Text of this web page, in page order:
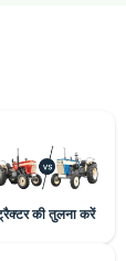
की तुलना करें